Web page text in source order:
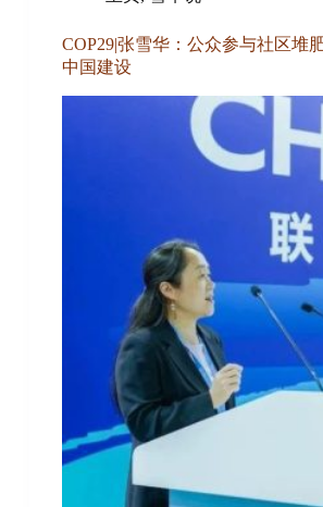
COP29|张雪华：公众参与社区堆
中国建设